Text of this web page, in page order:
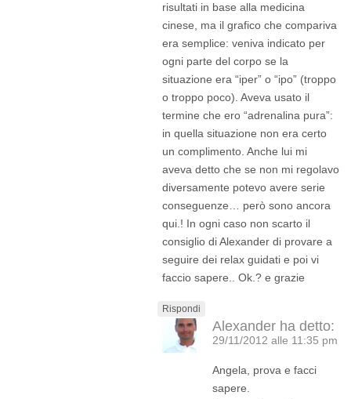
risultati in base alla medicina
cinese, ma il grafico che compariva
era semplice: veniva indicato per
ogni parte del corpo se la
situazione era “iper” o “ipo” (troppo
o troppo poco). Aveva usato il
termine che ero “adrenalina pura”:
in quella situazione non era certo
un complimento. Anche lui mi
aveva detto che se non mi regolavo
diversamente potevo avere serie
conseguenze… però sono ancora
qui.! In ogni caso non scarto il
consiglio di Alexander di provare a
seguire dei relax guidati e poi vi
faccio sapere.. Ok.? e grazie
Rispondi
Alexander ha detto:
29/11/2012 alle 11:35 pm
Angela, prova e facci
sapere.